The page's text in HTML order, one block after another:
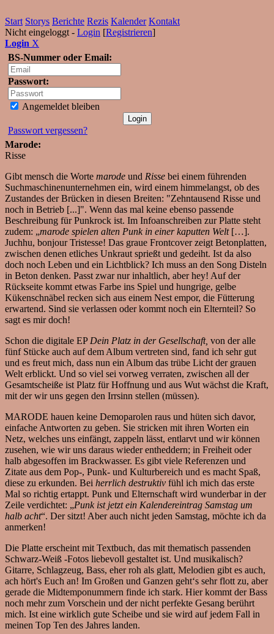
Start Storys Berichte Rezis Kalender Kontakt
Nicht eingeloggt - Login [Registrieren]
Login X
BS-Nummer oder Email:
Passwort:
Angemeldet bleiben
Passwort vergessen?
Marode:
Risse
Gibt mensch die Worte marode und Risse bei einem führenden
Suchmaschinenunternehmen ein, wird einem himmelangst, ob des
Zustandes der Brücken in diesen Breiten: "Zehntausend Risse und
noch in Betrieb [...]". Wenn das mal keine ebenso passende
Beschreibung für Punkrock ist. Im Infoanschreiben zur Platte steht
zudem: „marode spielen alten Punk in einer kaputten Welt[…].
Juchhu, bonjour Tristesse! Das graue Frontcover zeigt Betonplatten,
zwischen denen etliches Unkraut sprießt und gedeiht. Ist da also
doch noch Leben und ein Lichtblick? Ich muss an den Song Disteln
in Beton denken. Passt zwar nur inhaltlich, aber hey! Auf der
Rückseite kommt etwas Farbe ins Spiel und hungrige, gelbe
Kükenschnäbel recken sich aus einem Nest empor, die Fütterung
erwartend. Sind sie verlassen oder kommt noch ein Elternteil? So
sagt es mir doch!
Schon die digitale EP Dein Platz in der Gesellschaft, von der alle
fünf Stücke auch auf dem Album vertreten sind, fand ich sehr gut
und es freut mich, dass nun ein Album das trübe Licht der grauen
Welt erblickt. Und so viel sei vorweg verraten, zwischen all der
Gesamtscheiße ist Platz für Hoffnung und aus Wut wächst die Kraft,
mit der wir uns gegen den Irrsinn stellen (müssen).
MARODE hauen keine Demoparolen raus und hüten sich davor,
einfache Antworten zu geben. Sie stricken mit ihren Worten ein
Netz, welches uns einfängt, zappeln lässt, entlarvt und wir können
zusehen, wie wir uns daraus wieder entheddern; in Freiheit oder
halb abgesoffen im Brackwasser. Es gibt viele Referenzen und
Zitate aus dem Pop-, Punk- und Kulturbereich und es macht Spaß,
diese zu erkunden. Bei herrlich destruktiv fühl ich mich das erste
Mal so richtig ertappt. Punk und Elternschaft wird wunderbar in der
Zeile verdichtet: „Punk ist jetzt ein Kalendereintrag Samstag um
halb acht“. Der sitzt! Aber auch nicht jeden Samstag, möchte ich da
anmerken!
Die Platte erscheint mit Textbuch, das mit thematisch passenden
Schwarz-Weiß -Fotos liebevoll gestaltet ist. Und musikalisch?
Gitarre, Schlagzeug, Bass, eher roh als glatt, Melodien gibt es auch,
ach hört's Euch an! Im Großen und Ganzen geht‘s sehr flott zu, aber
gerade die Midtemponummern finde ich stark. Hier kommt der Bass
noch mehr zum Vorschein und der nicht perfekte Gesang berührt
mich. Ist eine wirklich gute Scheibe und sie wird auf jedem Fall in
meinen Top Ten des Jahres landen.